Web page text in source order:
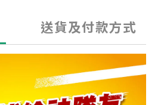
送貨及付款方式